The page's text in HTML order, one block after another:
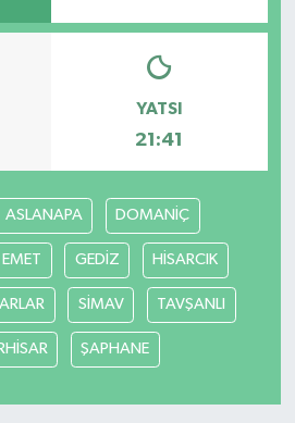
YATSI
21:41
ASLANAPA DOMANİÇ
EMET GEDİZ HİSARCIK
SİMAV TAVŞANLI
ŞAPHANE